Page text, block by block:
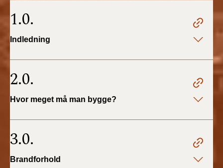
2022)
BR18 (29/6 - 31/12
BR18 (1/1-29/6
2020)
1.0.
Indledning
2.0.
Hvor meget må man bygge?
3.0.
Brandforhold